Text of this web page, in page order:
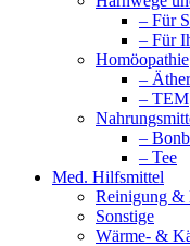
– Für
– Für
Homöopathie
–
– TEM
–
– Tee
Med. Hilfsmittel
Reinigung &
Sonstige
Wärme- &